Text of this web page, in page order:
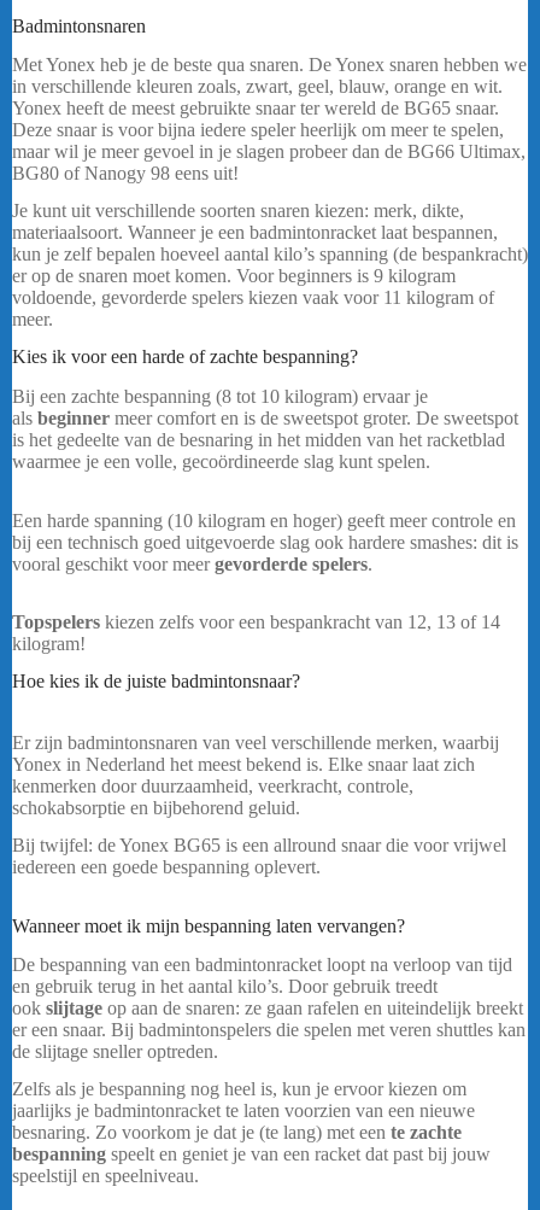
Badmintonsnaren
Met Yonex heb je de beste qua snaren. De Yonex snaren hebben we
in verschillende kleuren zoals, zwart, geel, blauw, orange en wit.
Yonex heeft de meest gebruikte snaar ter wereld de BG65 snaar.
Deze snaar is voor bijna iedere speler heerlijk om meer te spelen,
maar wil je meer gevoel in je slagen probeer dan de BG66 Ultimax,
BG80 of Nanogy 98 eens uit!
Je kunt uit verschillende soorten snaren kiezen: merk, dikte,
materiaalsoort. Wanneer je een badmintonracket laat bespannen,
kun je zelf bepalen hoeveel aantal kilo’s spanning (de bespankracht)
er op de snaren moet komen. Voor beginners is 9 kilogram
voldoende, gevorderde spelers kiezen vaak voor 11 kilogram of
meer.
Kies ik voor een harde of zachte bespanning?
Bij een zachte bespanning (8 tot 10 kilogram) ervaar je
als beginner meer comfort en is de sweetspot groter. De sweetspot
is het gedeelte van de besnaring in het midden van het racketblad
waarmee je een volle, gecoördineerde slag kunt spelen.
Een harde spanning (10 kilogram en hoger) geeft meer controle en
bij een technisch goed uitgevoerde slag ook hardere smashes: dit is
vooral geschikt voor meergevorderde spelers.
Topspelers kiezen zelfs voor een bespankracht van 12, 13 of 14
kilogram!
Hoe kies ik de juiste badmintonsnaar?
Er zijn badmintonsnaren van veel verschillende merken, waarbij
Yonex in Nederland het meest bekend is. Elke snaar laat zich
kenmerken door duurzaamheid, veerkracht, controle,
schokabsorptie en bijbehorend geluid.
Bij twijfel: de Yonex BG65 is een allround snaar die voor vrijwel
iedereen een goede bespanning oplevert.
Wanneer moet ik mijn bespanning laten vervangen?
De bespanning van een badmintonracket loopt na verloop van tijd
en gebruik terug in het aantal kilo’s. Door gebruik treedt
ook slijtage op aan de snaren: ze gaan rafelen en uiteindelijk breekt
er een snaar. Bij badmintonspelers die spelen met veren shuttles kan
de slijtage sneller optreden.
Zelfs als je bespanning nog heel is, kun je ervoor kiezen om
jaarlijks je badmintonracket te laten voorzien van een nieuwe
besnaring. Zo voorkom je dat je (te lang) met een te zachte
bespanning speelt en geniet je van een racket dat past bij jouw
speelstijl en speelniveau.